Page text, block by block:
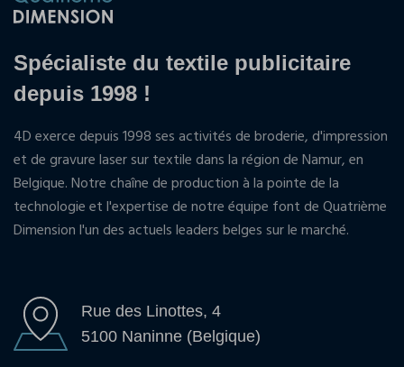
Spécialiste du textile publicitaire
depuis 1998 !
4D exerce depuis 1998 ses activités de broderie, d'impression
et de gravure laser sur textile dans la région de Namur, en
Belgique. Notre chaîne de production à la pointe de la
technologie et l'expertise de notre équipe font de Quatrième
Dimension l'un des actuels leaders belges sur le marché.
Rue des Linottes, 4
5100 Naninne (Belgique)